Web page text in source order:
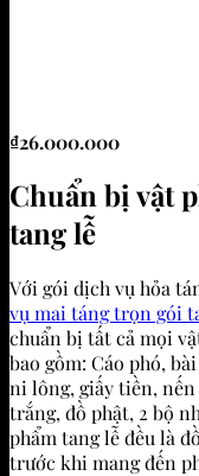
₫26.000.000
Chuẩn bị vật
tang lễ
Với gói dịch vụ hỏa
vụ mai táng trọn gói
chuẩn bị tất cả mọi
bao gồm: Cáo phó,
ni lông, giấy tiền,
trắng, đồ phật, 2 bộ
phẩm tang lễ đều là
trước khi mang đến